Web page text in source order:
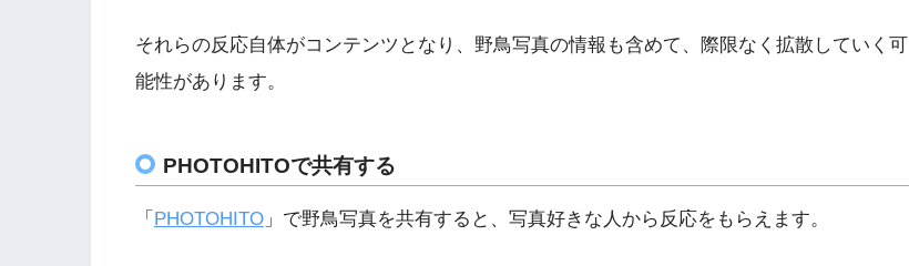
それらの反応自体がコンテンツとなり、野鳥写真の情報も含めて、際限なく拡散していく可
能性があります。
PHOTOHITOで共有する
「 PHOTOHITO 」で野鳥写真を共有すると、写真好きな人から反応をもらえます。